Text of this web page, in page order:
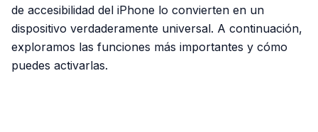
de accesibilidad del iPhone lo convierten en un
dispositivo verdaderamente universal. A continuación,
exploramos las funciones más importantes y cómo
puedes activarlas.